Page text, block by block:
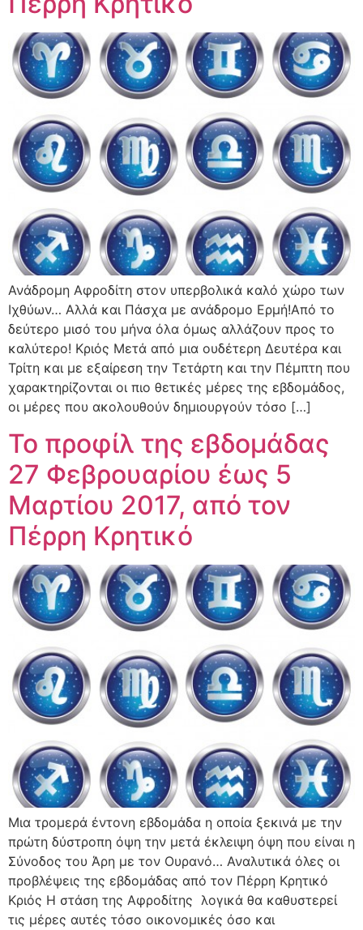
Ανάδρομη Αφροδίτη στον υπερβολικά καλό χώρο των
Ιχθύων… Αλλά και Πάσχα με ανάδρομο Ερμή!Από το
δεύτερο μισό του μήνα όλα όμως αλλάζουν προς το
καλύτερο! Κριός Μετά από μια ουδέτερη Δευτέρα και
Τρίτη και με εξαίρεση την Τετάρτη και την Πέμπτη που
χαρακτηρίζονται οι πιο θετικές μέρες της εβδομάδος,
οι μέρες που ακολουθούν δημιουργούν τόσο […]
Το προφίλ της εβδομάδας
27 Φεβρουαρίου έως 5
Μαρτίου 2017, από τον
Πέρρη Κρητικό
Μια τρομερά έντονη εβδομάδα η οποία ξεκινά με την
πρώτη δύστροπη όψη την μετά έκλειψη όψη που είναι η
Σύνοδος του Άρη με τον Ουρανό… Αναλυτικά όλες οι
προβλέψεις της εβδομάδας από τον Πέρρη Κρητικό
Κριός Η στάση της Αφροδίτης λογικά θα καθυστερεί
τις μέρες αυτές τόσο οικονομικές όσο και